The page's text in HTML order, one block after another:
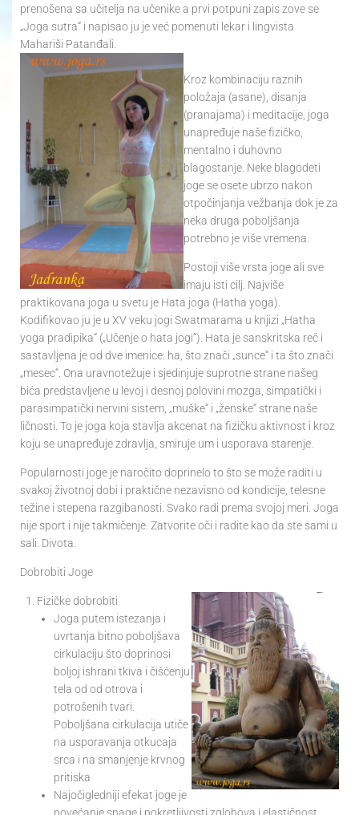
prenošena sa učitelja na učenike a prvi potpuni zapis zove se
„Joga sutra“ i napisao ju je već pomenuti lekar i lingvista
Mahariši Patanđali.
Kroz kombinaciju raznih
položaja (asane), disanja
(pranajama) i meditacije, joga
unapređuje naše fizičko,
mentalno i duhovno
blagostanje. Neke blagodeti
joge se osete ubrzo nakon
otpočinjanja vežbanja dok je za
neka druga poboljšanja
potrebno je više vremena.
Postoji više vrsta joge ali sve
imaju isti cilj. Najviše
praktikovana joga u svetu je Hata joga (Hatha yoga).
Kodifikovao ju je u XV veku jogi Swatmarama u knjizi „Hatha
yoga pradipika“ („Učenje o hata jogi“). Hata je sanskritska reč i
sastavljena je od dve imenice: ha, što znači „sunce“ i ta što znači
„mesec“. Ona uravnotežuje i sjedinjuje suprotne strane našeg
bića predstavljene u levoj i desnoj polovini mozga, simpatički i
parasimpatički nervini sistem, „muške“ i „ženske“ strane naše
ličnosti. To je joga koja stavlja akcenat na fizičku aktivnost i kroz
koju se unapređuje zdravlja, smiruje um i usporava starenje.
Popularnosti joge je naročito doprinelo to što se može raditi u
svakoj životnoj dobi i praktične nezavisno od kondicije, telesne
težine i stepena razgibanosti. Svako radi prema svojoj meri. Joga
nije sport i nije takmičenje. Zatvorite oči i radite kao da ste sami u
sali. Divota.
Dobrobiti Joge
Fizičke dobrobiti
Joga putem istezanja i
uvrtanja bitno poboljšava
cirkulaciju što doprinosi
boljoj ishrani tkiva i čišćenju
tela od od otrova i
potrošenih tvari.
Poboljšana cirkulacija utiče
na usporavanja otkucaja
srca i na smanjenje krvnog
pritiska
Najočigledniji efekat joge je